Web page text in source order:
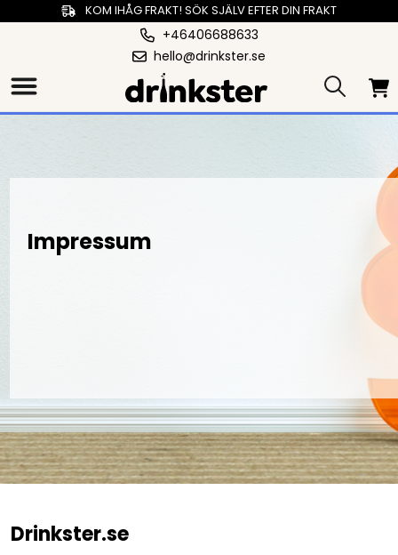
KOM IHÅG FRAKT! SÖK SJÄLV EFTER DIN FRAKT
+46406688633
hello@drinkster.se
Impressum
Drinkster.se